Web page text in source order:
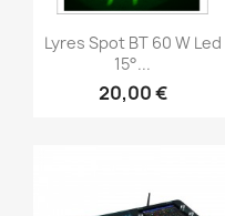
Aperçu rapide
Lyres Spot BT 60 W Led
15°...
20,00 €